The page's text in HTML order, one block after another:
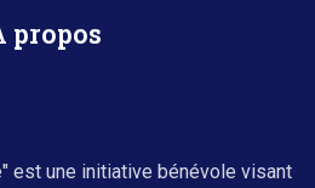
propos
est une initiative bénévole visant